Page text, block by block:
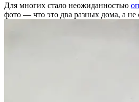
Для многих стало неожиданностью
фото — что это два разных дома, а не